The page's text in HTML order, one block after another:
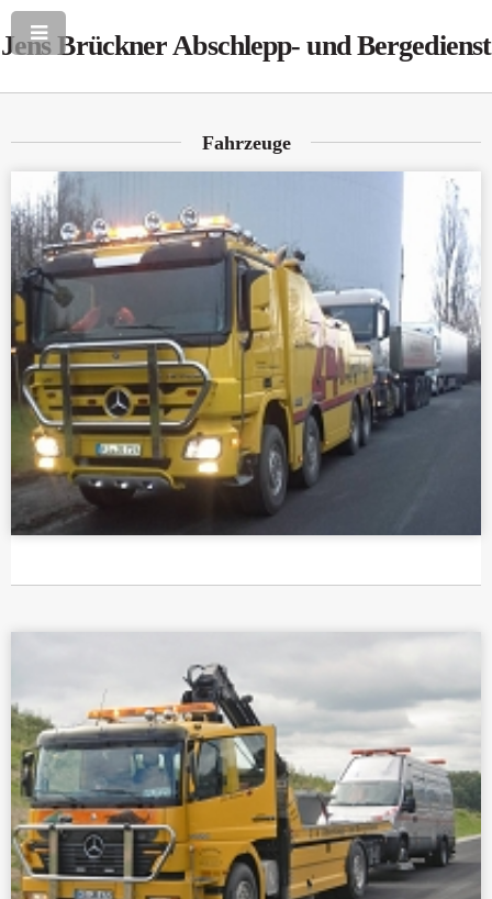
Jens Brückner Abschlepp- und Bergedienst
Fahrzeuge